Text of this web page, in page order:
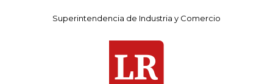
Superintendencia de Industria y Comercio